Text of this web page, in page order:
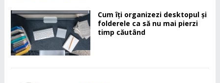
Cum îți organizezi desktopul și
folderele ca să nu mai pierzi
timp căutând